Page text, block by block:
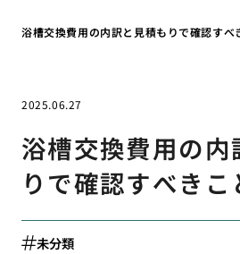
浴槽交換費用の内訳と見積もりで確認すべ
2025.06.27
浴槽交換費用の内
りで確認すべきこ
未分類